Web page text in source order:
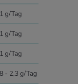
g/Tag
g/Tag
g/Tag
- 2,3 g/Tag